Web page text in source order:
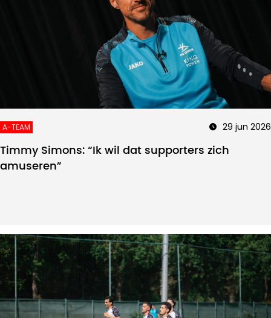
A-TEAM 29 jun 2026
Timmy Simons: “Ik wil dat supporters zich
amuseren”